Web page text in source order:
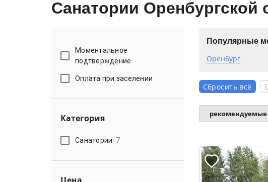
Санатории Оренбургской
Моментальное
подтверждение
Оплата при заселении
Категория
Санатории 7
Популярные
Оренбург
Сбросить всё
рекомендуемые